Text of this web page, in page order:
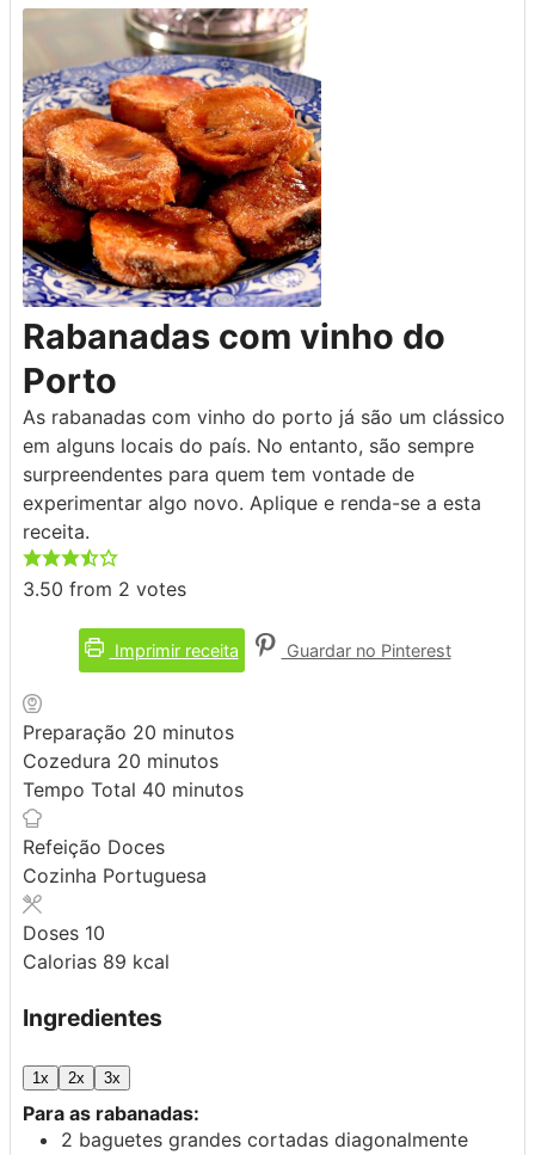
Rabanadas com vinho do
Porto
As rabanadas com vinho do porto já são um clássico
em alguns locais do país. No entanto, são sempre
surpreendentes para quem tem vontade de
experimentar algo novo. Aplique e renda-se a esta
receita.
3.50 from 2 votes
Imprimir receita Guardar no Pinterest
Preparação 20 minutos
minutos
Cozedura 20 minutos
minutos
Tempo Total 40 minutos
minutos
Refeição Doces
Cozinha Portuguesa
Doses 10
Calorias 89 kcal
Ingredientes
1x 2x 3x
Para as rabanadas:
2 baguetes grandes cortadas diagonalmente